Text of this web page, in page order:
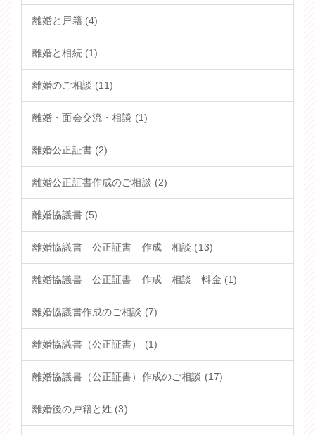
離婚と戸籍 (4)
離婚と相続 (1)
離婚のご相談 (11)
離婚・面会交流・相談 (1)
離婚公正証書 (2)
離婚公正証書作成のご相談 (2)
離婚協議書 (5)
離婚協議書 公正証書 作成 相談 (13)
離婚協議書 公正証書 作成 相談 料金 (1)
離婚協議書作成のご相談 (7)
離婚協議書（公正証書） (1)
離婚協議書（公正証書）作成のご相談 (17)
離婚後の戸籍と姓 (3)